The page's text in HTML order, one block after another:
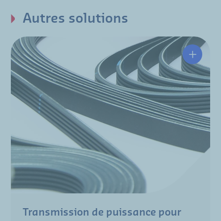
Autres solutions
Transmission de puissance pour